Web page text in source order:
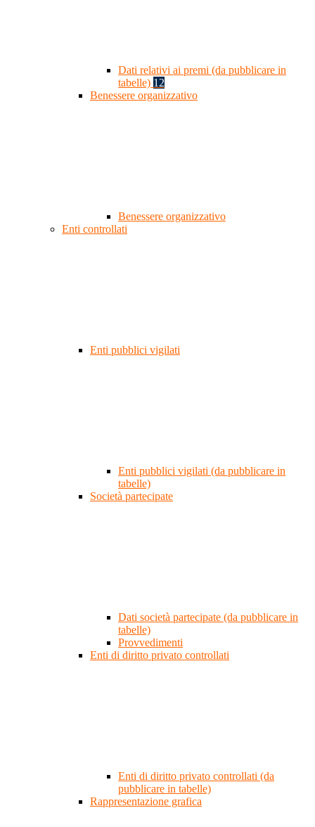
Dati relativi ai premi (da pubblicare in
tabelle) 12
Benessere organizzativo
Benessere organizzativo
Enti controllati
Enti pubblici vigilati
Enti pubblici vigilati (da pubblicare in
tabelle)
Società partecipate
Dati società partecipate (da pubblicare in
tabelle)
Provvedimenti
Enti di diritto privato controllati
Enti di diritto privato controllati (da
pubblicare in tabelle)
Rappresentazione grafica